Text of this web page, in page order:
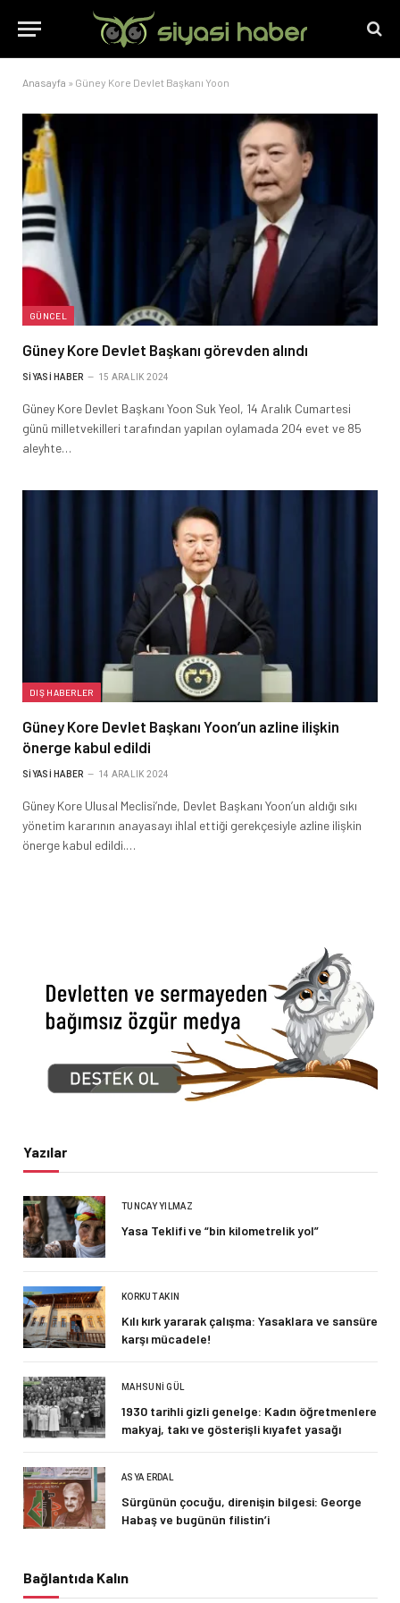
Anasayfa » Güney Kore Devlet Başkanı Yoon
GÜNCEL
Güney Kore Devlet Başkanı görevden alındı
SIYASI HABER 15 ARALIK 2024
Güney Kore Devlet Başkanı Yoon Suk Yeol, 14 Aralık Cumartesi
günü milletvekilleri tarafından yapılan oylamada 204 evet ve 85
aleyhte…
DIŞ HABERLER
Güney Kore Devlet Başkanı Yoon’un azline ilişkin
önerge kabul edildi
SIYASI HABER 14 ARALIK 2024
Güney Kore Ulusal Meclisi’nde, Devlet Başkanı Yoon’un aldığı sıkı
yönetim kararının anayasayı ihlal ettiği gerekçesiyle azline ilişkin
önerge kabul edildi.…
Yazılar
TUNCAY YILMAZ
Yasa Teklifi ve “bin kilometrelik yol”
KORKUT AKIN
Kılı kırk yararak çalışma: Yasaklara ve sansüre
karşı mücadele!
MAHSUNI GÜL
1930 tarihli gizli genelge: Kadın öğretmenlere
makyaj, takı ve gösterişli kıyafet yasağı
ASYA ERDAL
Sürgünün çocuğu, direnişin bilgesi: George
Habaş ve bugünün filistin’i
Bağlantıda Kalın